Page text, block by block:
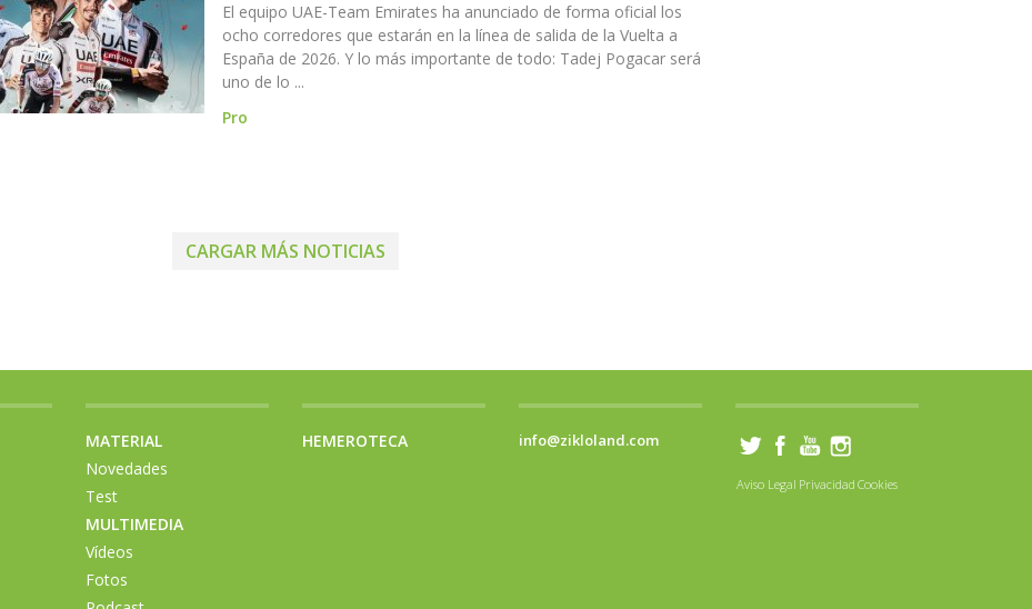
El equipo UAE-Team Emirates ha anunciado de forma oficial los
ocho corredores que estarán en la línea de salida de la Vuelta a
España de 2026. Y lo más importante de todo: Tadej Pogacar será
uno de lo ...
Pro
CARGAR MÁS NOTICIAS
MATERIAL
Novedades
Test
MULTIMEDIA
Vídeos
Fotos
HEMEROTECA info@zikloland.com
Aviso Legal Privacidad Cookies